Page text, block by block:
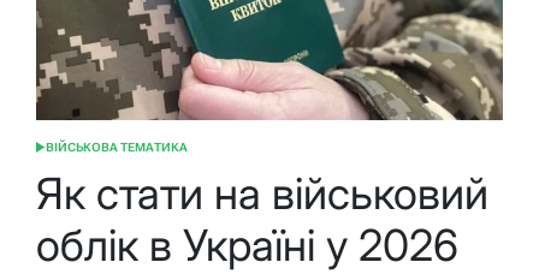
ОПУБЛІКУВАТИ
ВІЙСЬКОВА ТЕМАТИКА
Як стати на військовий
облік в Україні у 2026